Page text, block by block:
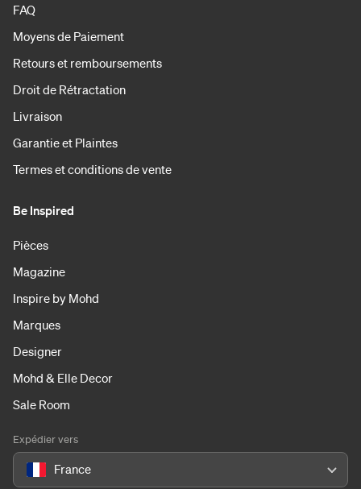
FAQ
Moyens de Paiement
Retours et remboursements
Droit de Rétractation
Livraison
Garantie et Plaintes
Termes et conditions de vente
Be Inspired
Pièces
Magazine
Inspire by Mohd
Marques
Designer
Mohd & Elle Decor
Sale Room
Expédier vers
France